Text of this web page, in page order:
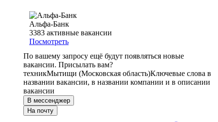
Альфа-Банк
3383 активные вакансии
Посмотреть
По вашему запросу ещё будут появляться новые
вакансии. Присылать вам?
техникМытищи (Московская область)Ключевые слова в
названии вакансии, в названии компании и в описании
вакансии
В мессенджер
На почту